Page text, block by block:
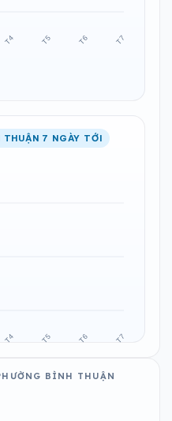
THUẬN 7 NGÀY TỚI
BÌNH THUẬN